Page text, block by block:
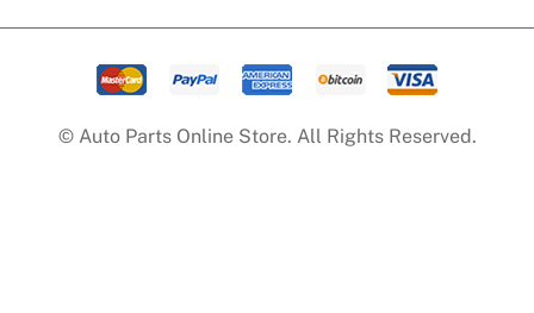
© Auto Parts Online Store. All Rights Reserved.